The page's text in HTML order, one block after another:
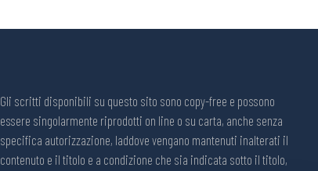
Gli scritti disponibili su questo sito sono copy-free e possono
essere singolarmente riprodotti on line o su carta, anche senza
specifica autorizzazione, laddove vengano mantenuti inalterati il
contenuto e il titolo e a condizione che sia indicata sotto il titolo,